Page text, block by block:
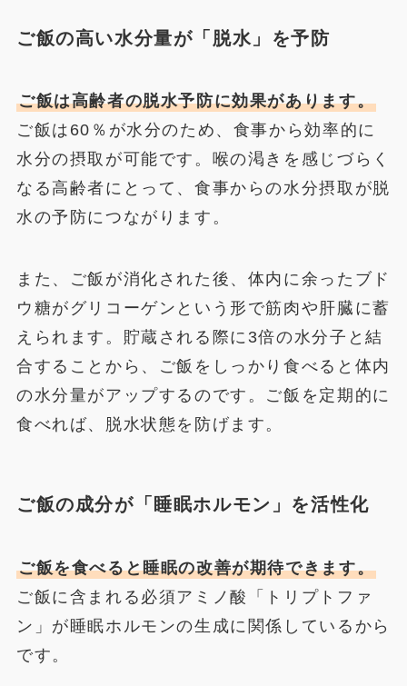
ご飯の高い水分量が「脱水」を予防
ご飯は高齢者の脱水予防に効果があります。
ご飯は60％が水分のため、食事から効率的に
水分の摂取が可能です。喉の渇きを感じづらく
なる高齢者にとって、食事からの水分摂取が脱
水の予防につながります。
また、ご飯が消化された後、体内に余ったブド
ウ糖がグリコーゲンという形で筋肉や肝臓に蓄
えられます。貯蔵される際に3倍の水分子と結
合することから、ご飯をしっかり食べると体内
の水分量がアップするのです。ご飯を定期的に
食べれば、脱水状態を防げます。
ご飯の成分が「睡眠ホルモン」を活性化
ご飯を食べると睡眠の改善が期待できます。
ご飯に含まれる必須アミノ酸「トリプトファ
ン」が睡眠ホルモンの生成に関係しているから
です。